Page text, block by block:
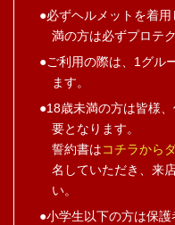
必ずヘルメットを着
満の方は必ずプロテ
ご利用の際は、1グル
ます。
18歳未満の方は皆様
要となります。
誓約書はコチラから
名していただき、来
い。
小学生以下の方は保護